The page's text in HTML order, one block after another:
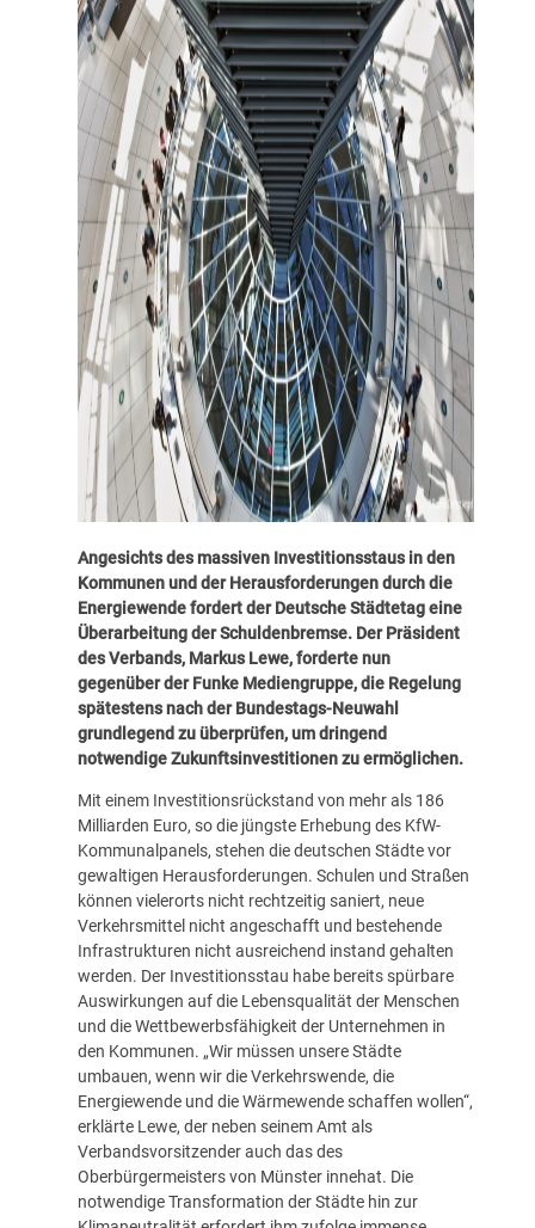
Angesichts des massiven Investitionsstaus in den
Kommunen und der Herausforderungen durch die
Energiewende fordert der Deutsche Städtetag eine
Überarbeitung der Schuldenbremse. Der Präsident
des Verbands, Markus Lewe, forderte nun
gegenüber der Funke Mediengruppe, die Regelung
spätestens nach der Bundestags-Neuwahl
grundlegend zu überprüfen, um dringend
notwendige Zukunftsinvestitionen zu ermöglichen.
Mit einem Investitionsrückstand von mehr als 186
Milliarden Euro, so die jüngste Erhebung des KfW-
Kommunalpanels, stehen die deutschen Städte vor
gewaltigen Herausforderungen. Schulen und Straßen
können vielerorts nicht rechtzeitig saniert, neue
Verkehrsmittel nicht angeschafft und bestehende
Infrastrukturen nicht ausreichend instand gehalten
werden. Der Investitionsstau habe bereits spürbare
Auswirkungen auf die Lebensqualität der Menschen
und die Wettbewerbsfähigkeit der Unternehmen in
den Kommunen. „Wir müssen unsere Städte
umbauen, wenn wir die Verkehrswende, die
Energiewende und die Wärmewende schaffen wollen“,
erklärte Lewe, der neben seinem Amt als
Verbandsvorsitzender auch das des
Oberbürgermeisters von Münster innehat. Die
notwendige Transformation der Städte hin zur